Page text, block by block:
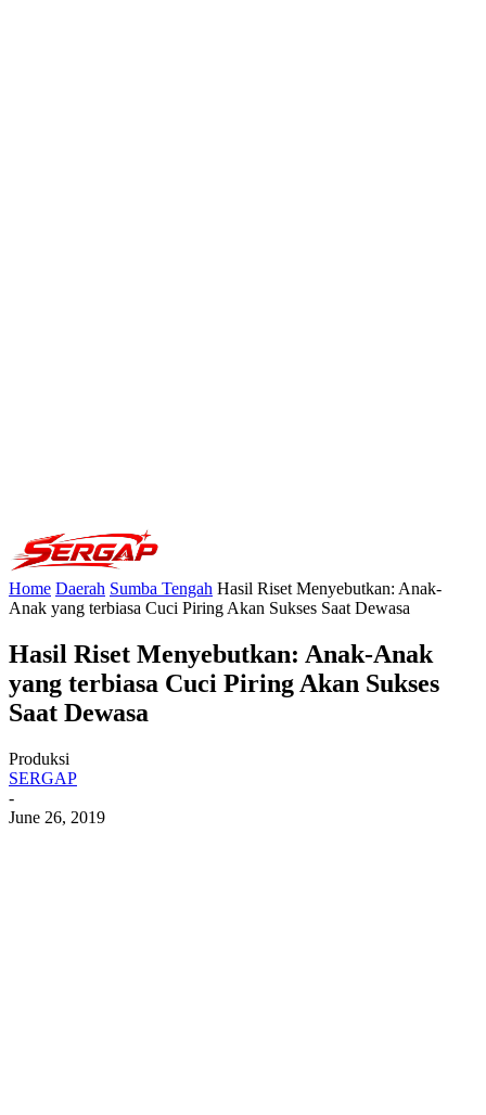
Home Daerah Sumba Tengah Hasil Riset Menyebutkan: Anak-
Anak yang terbiasa Cuci Piring Akan Sukses Saat Dewasa
Hasil Riset Menyebutkan: Anak-Anak
yang terbiasa Cuci Piring Akan Sukses
Saat Dewasa
Produksi
SERGAP
-
June 26, 2019